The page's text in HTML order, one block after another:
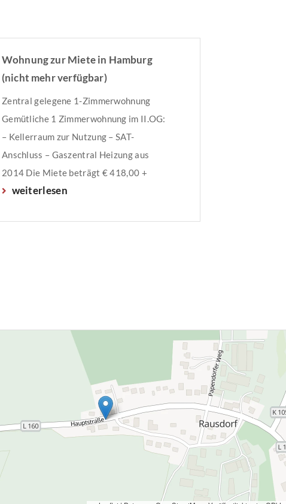
Wohnung zur Miete in Hamburg
(nicht mehr verfügbar)
Zentral gelegene 1-Zimmerwohnung
Gemütliche 1 Zimmerwohnung im II.OG:
– Kellerraum zur Nutzung – SAT-
Anschluss – Gaszentral Heizung aus
2014 Die Miete beträgt € 418,00 +
Betriebs- und Heizkostenvorauszahlung
weiterlesen